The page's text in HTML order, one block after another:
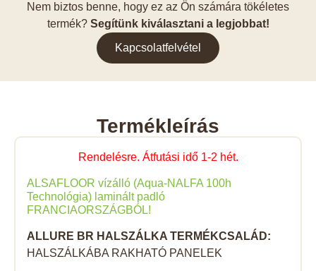
Nem biztos benne, hogy ez az Ön számára tökéletes
termék? Segítünk kiválasztani a legjobbat!
Kapcsolatfelvétel
Termékleírás
Rendelésre. Átfutási idő 1-2 hét.
ALSAFLOOR vízálló (Aqua-NALFA 100h
Technológia) laminált padló
FRANCIAORSZÁGBÓL!
ALLURE BR HALSZÁLKA TERMÉKCSALÁD:
HALSZÁLKÁBA RAKHATÓ PANELEK